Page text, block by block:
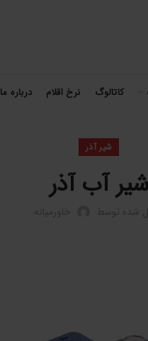
کاتالوگ نرخ اقلام درباره ما
شیر آذر
شیر آب آذر